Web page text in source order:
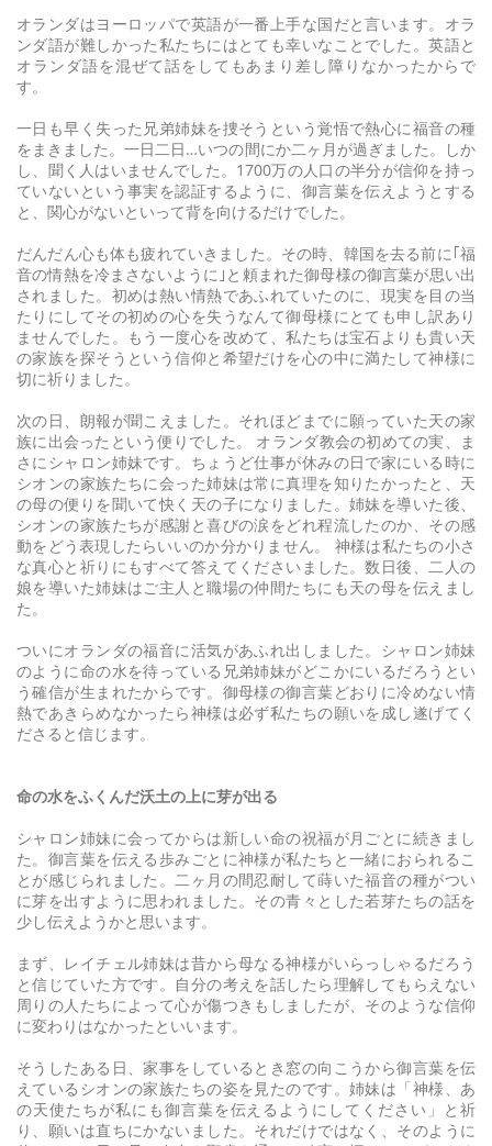
オランダはヨーロッパで英語が一番上手な国だと言います。オラ
ンダ語が難しかった私たちにはとても幸いなことでした。英語と
オランダ語を混ぜて話をしてもあまり差し障りなかったからで
す。
一日も早く失った兄弟姉妹を捜そうという覚悟で熱心に福音の種
をまきました。一日二日…いつの間にか二ヶ月が過ぎました。しか
し、聞く人はいませんでした。1700万の人口の半分が信仰を持っ
ていないという事実を認証するように、御言葉を伝えようとする
と、関心がないといって背を向けるだけでした。
だんだん心も体も疲れていきました。その時、韓国を去る前に｢福
音の情熱を冷まさないように｣と頼まれた御母様の御言葉が思い出
されました。初めは熱い情熱であふれていたのに、現実を目の当
たりにしてその初めの心を失うなんて御母様にとても申し訳あり
ませんでした。もう一度心を改めて、私たちは宝石よりも貴い天
の家族を探そうという信仰と希望だけを心の中に満たして神様に
切に祈りました。
次の日、朗報が聞こえました。それほどまでに願っていた天の家
族に出会ったという便りでした。 オランダ教会の初めての実、ま
さにシャロン姉妹です。ちょうど仕事が休みの日で家にいる時に
シオンの家族たちに会った姉妹は常に真理を知りたかったと、天
の母の便りを聞いて快く天の子になりました。姉妹を導いた後、
シオンの家族たちが感謝と喜びの涙をどれ程流したのか、その感
動をどう表現したらいいのか分かりません。 神様は私たちの小さ
な真心と祈りにもすべて答えてくださいました。数日後、二人の
娘を導いた姉妹はご主人と職場の仲間たちにも天の母を伝えまし
た。
ついにオランダの福音に活気があふれ出しました。シャロン姉妹
のように命の水を待っている兄弟姉妹がどこかにいるだろうとい
う確信が生まれたからです。御母様の御言葉どおりに冷めない情
熱であきらめなかったら神様は必ず私たちの願いを成し遂げてく
ださると信じます。
命の水をふくんだ沃土の上に芽が出る
シャロン姉妹に会ってからは新しい命の祝福が月ごとに続きまし
た。御言葉を伝える歩みごとに神様が私たちと一緒におられるこ
とが感じられました。二ヶ月の間忍耐して蒔いた福音の種がつい
に芽を出すように思われました。その青々とした若芽たちの話を
少し伝えようかと思います。
まず、レイチェル姉妹は昔から母なる神様がいらっしゃるだろう
と信じていた方です。自分の考えを話したら理解してもらえない
周りの人たちによって心が傷つきもしましたが、そのような信仰
に変わりはなかったといいます。
そうしたある日、家事をしているとき窓の向こうから御言葉を伝
えているシオンの家族たちの姿を見たのです。姉妹は「神様、あ
の天使たちが私にも御言葉を伝えるようにしてください」と祈
り、願いは直ちにかないました。それだけではなく、そのように